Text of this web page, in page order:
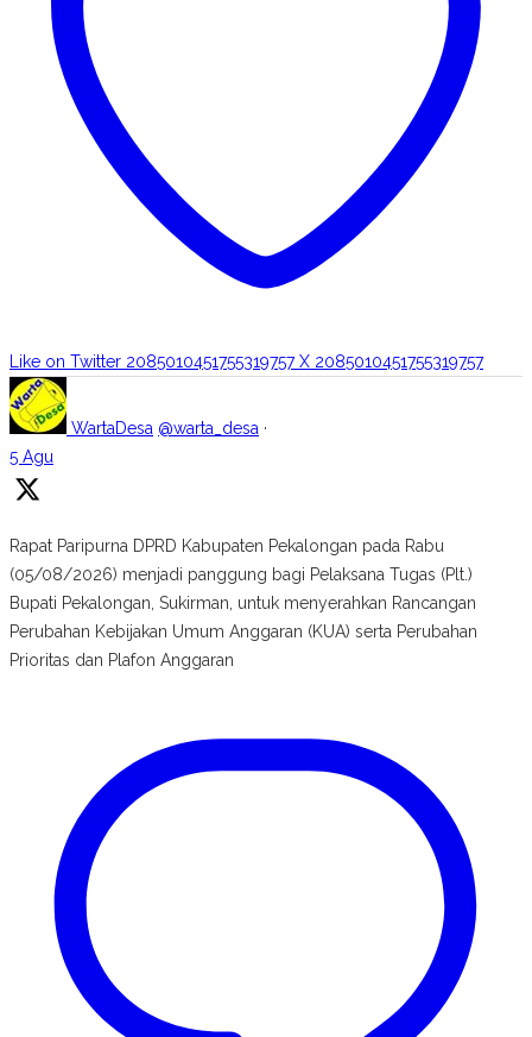
Like on Twitter 2085010451755319757 X 2085010451755319757
WartaDesa @warta_desa ·
5 Agu
Rapat Paripurna DPRD Kabupaten Pekalongan pada Rabu
(05/08/2026) menjadi panggung bagi Pelaksana Tugas (Plt.)
Bupati Pekalongan, Sukirman, untuk menyerahkan Rancangan
Perubahan Kebijakan Umum Anggaran (KUA) serta Perubahan
Prioritas dan Plafon Anggaran